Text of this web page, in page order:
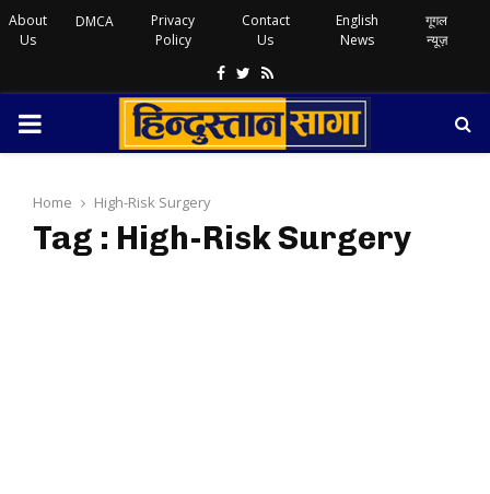
About
Us
DMCA
Privacy
Policy
Contact
Us
English
News
गूगल
न्यूज़
Facebook
Twitter
Rss
PRIMARY
Home High-Risk Surgery
Tag : High-Risk Surgery